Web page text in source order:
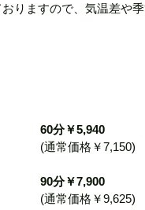
りますので、気温差や
60分￥5,940
(通常価格￥7,150)
90分￥7,900
(通常価格￥9,625)